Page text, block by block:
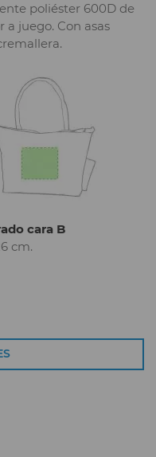
poliéster 600D de
a juego. Con asas
cara B
cm.